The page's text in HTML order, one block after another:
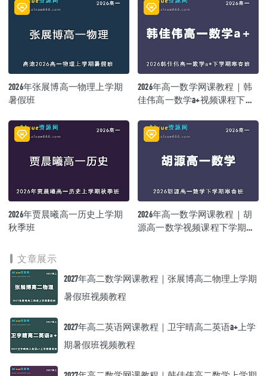
2026年张展博高一物理上学期
暑假班
2026年高一数学网课教程｜韩
佳伟高一数学a+视频课程下学
2026年贾晨曦高一历史上学期
秋季班
2026年高一数学网课教程｜胡
源高一数学视频课程下学期寒
文章展示
2027年高二数学网课教程｜张展博高二物理上学期
暑假班视频教程
2027年高二英语网课教程｜卫宇晴高二英语a+上学
期暑假班视频教程